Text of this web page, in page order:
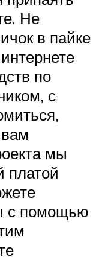
Не
в пайке
по
с
мы
платой
с помощью